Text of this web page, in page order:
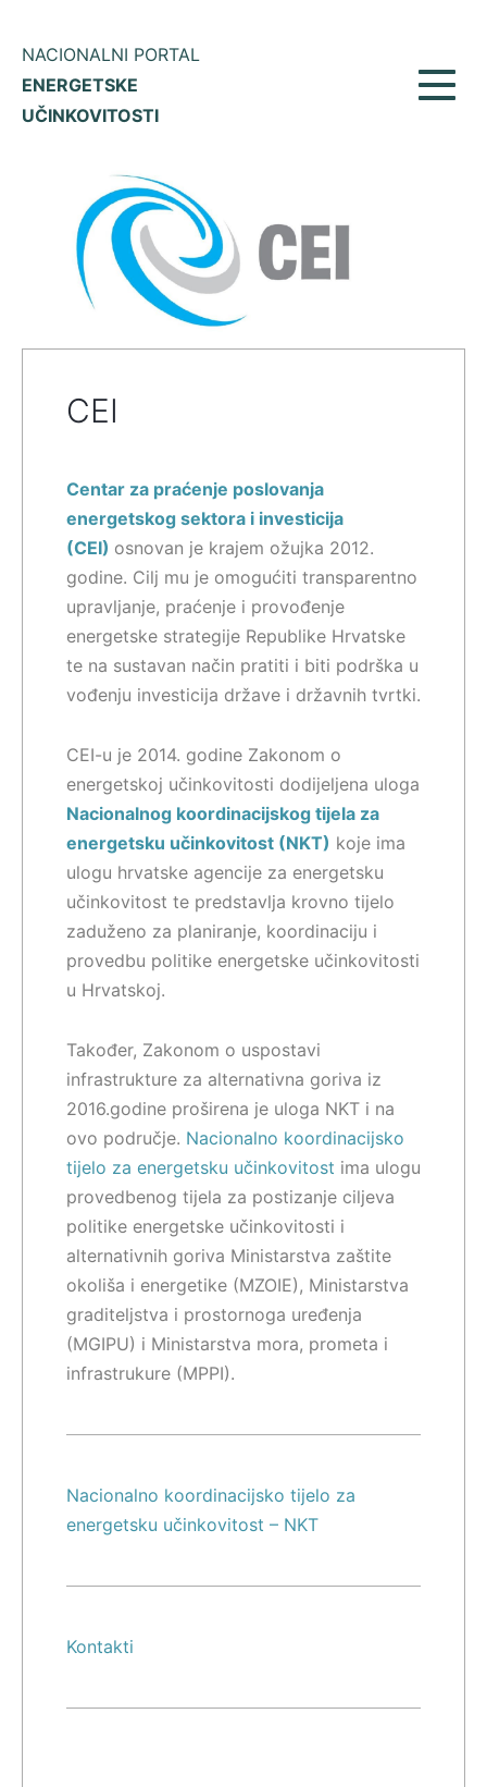
NACIONALNI PORTAL
ENERGETSKE
UČINKOVITOSTI
CEI
Centar za praćenje poslovanja
energetskog sektora i investicija
(CEI) osnovan je krajem ožujka 2012.
godine. Cilj mu je omogućiti transparentno
upravljanje, praćenje i provođenje
energetske strategije Republike Hrvatske
te na sustavan način pratiti i biti podrška u
vođenju investicija države i državnih tvrtki.
CEI-u je 2014. godine Zakonom o
energetskoj učinkovitosti dodijeljena uloga
Nacionalnog koordinacijskog tijela za
energetsku učinkovitost (NKT) koje ima
ulogu hrvatske agencije za energetsku
učinkovitost te predstavlja krovno tijelo
zaduženo za planiranje, koordinaciju i
provedbu politike energetske učinkovitosti
u Hrvatskoj.
Također, Zakonom o uspostavi
infrastrukture za alternativna goriva iz
2016.godine proširena je uloga NKT i na
ovo područje. Nacionalno koordinacijsko
tijelo za energetsku učinkovitost ima ulogu
provedbenog tijela za postizanje ciljeva
politike energetske učinkovitosti i
alternativnih goriva Ministarstva zaštite
okoliša i energetike (MZOIE), Ministarstva
graditeljstva i prostornoga uređenja
(MGIPU) i Ministarstva mora, prometa i
infrastrukure (MPPI).
Nacionalno koordinacijsko tijelo za
energetsku učinkovitost – NKT
Kontakti